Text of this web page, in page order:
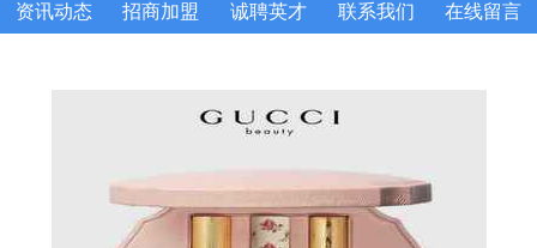
资讯动态 招商加盟 诚聘英才 联系我们 在线留言